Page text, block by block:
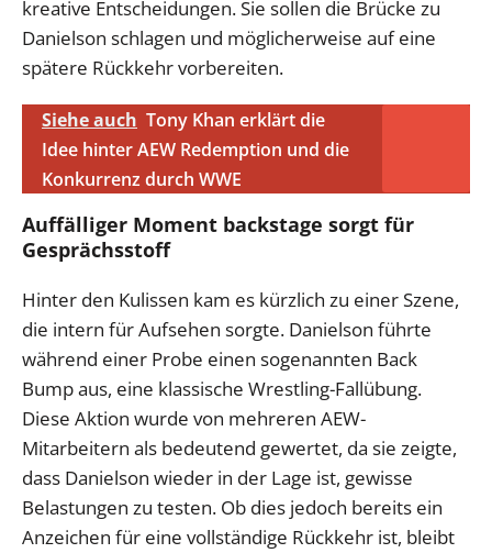
kreative Entscheidungen. Sie sollen die Brücke zu
Danielson schlagen und möglicherweise auf eine
spätere Rückkehr vorbereiten.
Siehe auch Tony Khan erklärt die
Idee hinter AEW Redemption und die
Konkurrenz durch WWE
Auffälliger Moment backstage sorgt für
Gesprächsstoff
Hinter den Kulissen kam es kürzlich zu einer Szene,
die intern für Aufsehen sorgte. Danielson führte
während einer Probe einen sogenannten Back
Bump aus, eine klassische Wrestling-Fallübung.
Diese Aktion wurde von mehreren AEW-
Mitarbeitern als bedeutend gewertet, da sie zeigte,
dass Danielson wieder in der Lage ist, gewisse
Belastungen zu testen. Ob dies jedoch bereits ein
Anzeichen für eine vollständige Rückkehr ist, bleibt